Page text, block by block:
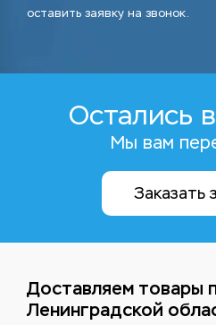
оставить заявку на звонок.
Остались
Мы вам
Заказать
Доставляем товары
Ленинградской